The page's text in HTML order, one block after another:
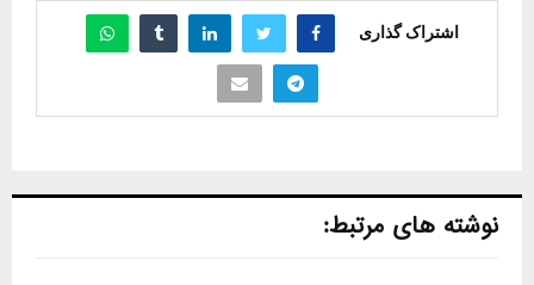
اشتراک گذاری
نوشته های مرتبط: